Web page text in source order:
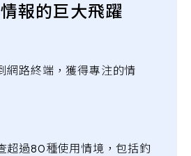
報的巨大飛躍
網路終端，獲得專注的情
超過80種使用情境，包括釣